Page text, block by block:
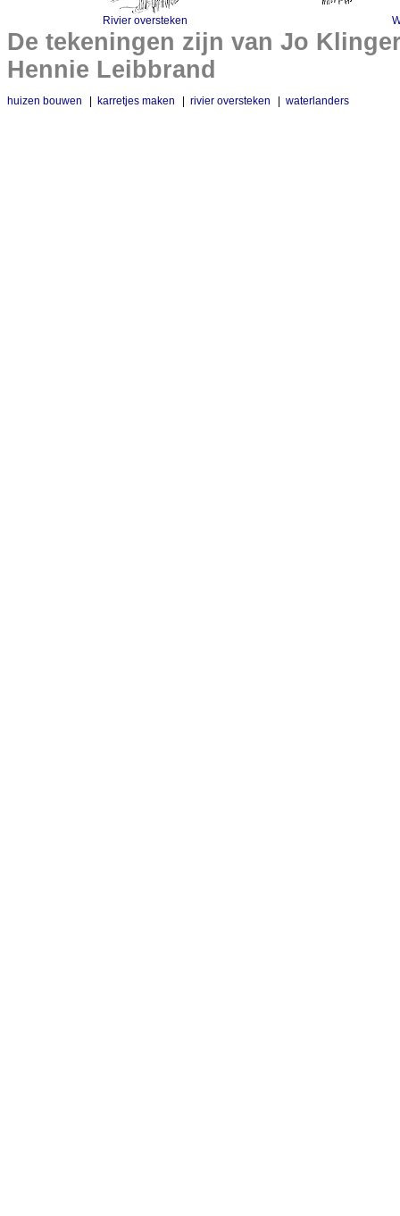
Rivier oversteken
De tekeningen zijn van Jo
Hennie Leibbrand
huizen bouwen karretjes maken rivier oversteken waterlanders